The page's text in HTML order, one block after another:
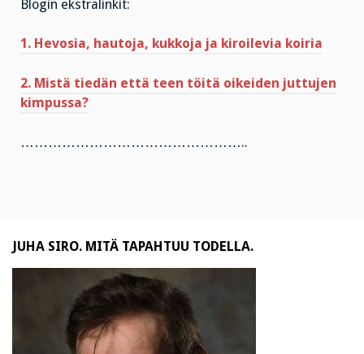
Blogin ekstralinkit:
1. Hevosia, hautoja, kukkoja ja kiroilevia koiria
2. Mistä tiedän että teen töitä oikeiden juttujen
kimpussa?
…………………………………………..
JUHA SIRO. MITÄ TAPAHTUU TODELLA.